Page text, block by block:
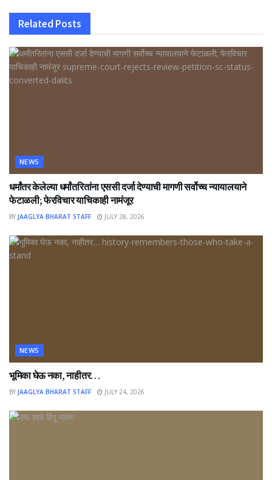
Related Posts
NEWS
धर्मांतर केलेल्या धर्मांतरितांना एससी दर्जा देण्याची मागणी सर्वोच्च न्यायालयाने
फेटाळली; फेरविचार याचिकाही नामंजूर
BY JAAGLYA BHARAT STAFF JULY 28, 2026
NEWS
भूमिका घेऊ नका, नाहीतर…
BY JAAGLYA BHARAT STAFF JULY 24, 2026